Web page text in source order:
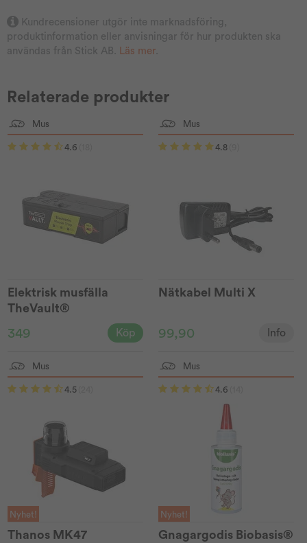
Kundrecensioner utgör inte marknadsföring,
produktinformation eller anvisningar för hur produkten ska
användas från Stick AB.
Läs mer
Relaterade produkter
Mus
4.6
Elektrisk musfälla
TheVault®
349 Köp
Mus
4.8
Nätkabel Multi X
99,90 Info
Mus
4.5
Nyhet!
Thanos MK47
Mus
4.6
Nyhet!
Gnagargodis Biobasis®